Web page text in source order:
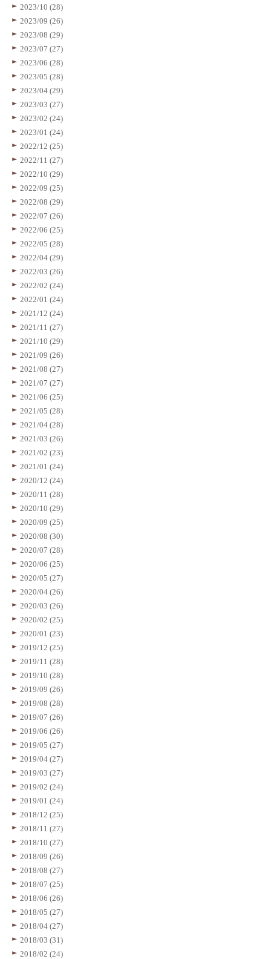
2023/10 (28)
2023/09 (26)
2023/08 (29)
2023/07 (27)
2023/06 (28)
2023/05 (28)
2023/04 (29)
2023/03 (27)
2023/02 (24)
2023/01 (24)
2022/12 (25)
2022/11 (27)
2022/10 (29)
2022/09 (25)
2022/08 (29)
2022/07 (26)
2022/06 (25)
2022/05 (28)
2022/04 (29)
2022/03 (26)
2022/02 (24)
2022/01 (24)
2021/12 (24)
2021/11 (27)
2021/10 (29)
2021/09 (26)
2021/08 (27)
2021/07 (27)
2021/06 (25)
2021/05 (28)
2021/04 (28)
2021/03 (26)
2021/02 (23)
2021/01 (24)
2020/12 (24)
2020/11 (28)
2020/10 (29)
2020/09 (25)
2020/08 (30)
2020/07 (28)
2020/06 (25)
2020/05 (27)
2020/04 (26)
2020/03 (26)
2020/02 (25)
2020/01 (23)
2019/12 (25)
2019/11 (28)
2019/10 (28)
2019/09 (26)
2019/08 (28)
2019/07 (26)
2019/06 (26)
2019/05 (27)
2019/04 (27)
2019/03 (27)
2019/02 (24)
2019/01 (24)
2018/12 (25)
2018/11 (27)
2018/10 (27)
2018/09 (26)
2018/08 (27)
2018/07 (25)
2018/06 (26)
2018/05 (27)
2018/04 (27)
2018/03 (31)
2018/02 (24)